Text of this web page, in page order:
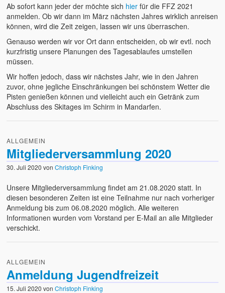
Ab sofort kann jeder der möchte sich hier für die FFZ 2021
anmelden. Ob wir dann im März nächsten Jahres wirklich anreisen
können, wird die Zeit zeigen, lassen wir uns überraschen.
Genauso werden wir vor Ort dann entscheiden, ob wir evtl. noch
kurzfristig unsere Planungen des Tagesablaufes umstellen
müssen.
Wir hoffen jedoch, dass wir nächstes Jahr, wie in den Jahren
zuvor, ohne jegliche Einschränkungen bei schönstem Wetter die
Pisten genießen können und vielleicht auch ein Getränk zum
Abschluss des Skitages im Schirm in Mandarfen.
ALLGEMEIN
Mitgliederversammlung 2020
30. Juli 2020 vonChristoph Finking
Unsere Mitgliederversammlung findet am 21.08.2020 statt. In
diesen besonderen Zeiten ist eine Teilnahme nur nach vorheriger
Anmeldung bis zum 06.08.2020 möglich. Alle weiteren
Informationen wurden vom Vorstand per E-Mail an alle Mitglieder
verschickt.
ALLGEMEIN
Anmeldung Jugendfreizeit
15. Juli 2020 vonChristoph Finking